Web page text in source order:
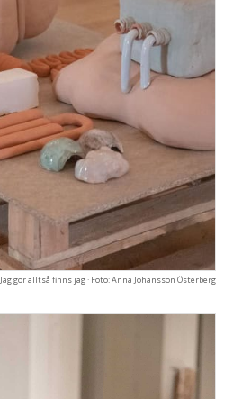
Jag gör alltså finns jag · Foto: Anna Johansson Österberg